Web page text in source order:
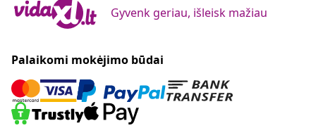
Gyvenk geriau, išleisk mažiau
Palaikomi mokėjimo būdai